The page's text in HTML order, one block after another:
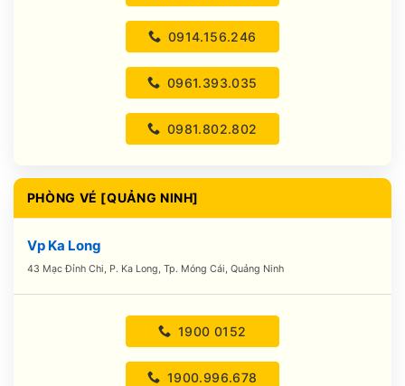
0914.156.246
0961.393.035
0981.802.802
PHÒNG VÉ [QUẢNG NINH]
Vp Ka Long
43 Mạc Đỉnh Chi, P. Ka Long, Tp. Móng Cái, Quảng Ninh
1900 0152
1900.996.678